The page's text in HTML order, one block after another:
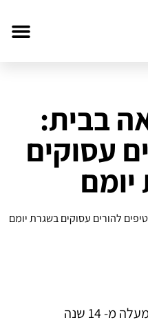
בבית:
עסוקים
להורים עסוקים בשגרת יומם
מ- 14 שנה